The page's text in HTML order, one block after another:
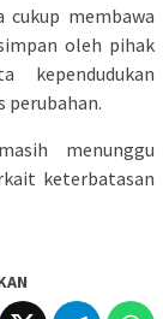
cukup membawa
oleh pihak
kependudukan
perubahan.
menunggu
keterbatasan